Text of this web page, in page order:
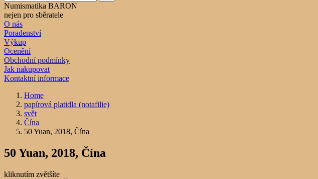
Numismatika BARON
nejen pro sběratele
O nás
Poradenství
Výkup
Ocenění
Obchodní podmínky
Jak nakupovat
Kontaktní informace
Home
papírová platidla (notafilie)
svět
Čína
50 Yuan, 2018, Čína
50 Yuan, 2018, Čína
kliknutím zvětšíte